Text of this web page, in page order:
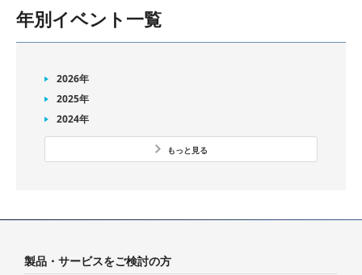
年別イベント一覧
2026年
2025年
2024年
もっと見る
製品・サービスをご検討の方